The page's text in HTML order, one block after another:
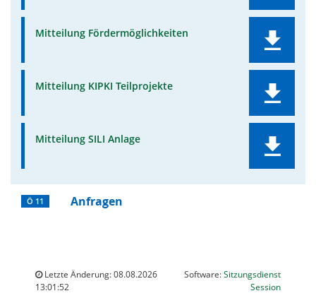
Mitteilung Fördermöglichkeiten
Mitteilung KIPKI Teilprojekte
Mitteilung SILI Anlage
Ö 11 Anfragen
Letzte Änderung: 08.08.2026
13:01:52
Software:Sitzungsdienst
Session(Wird in